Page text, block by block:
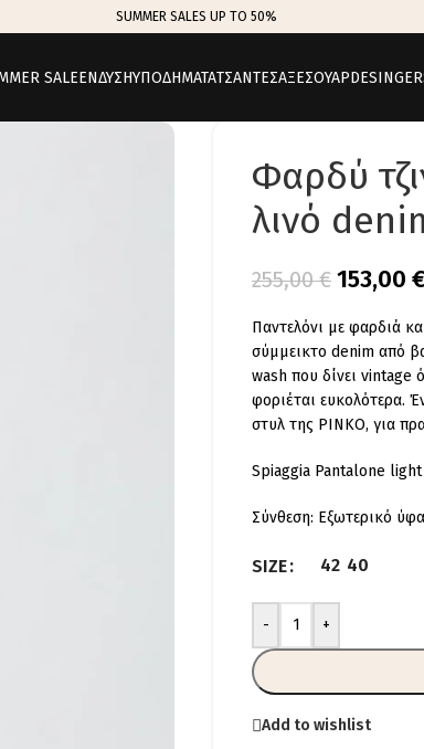
SUMMER SALES UP TO 50%
SALEΕΝΔΥΣΗΥΠΟΔΗΜΑΤΑΤΣΑΝΤΕΣΑΞΕΣΟΥΑΡ
Φαρδύ
λινό
255,00€ 153,00 €
Παντελόνι με φαρδιά
σύμμεικτο denim από
wash που δίνει vintage
φοριέται ευκολότερα.
στυλ της PINKO, για
Spiaggia Pantalone light
Σύνθεση: Εξωτερικό
SIZE 42 40
- +
Add to wishlist